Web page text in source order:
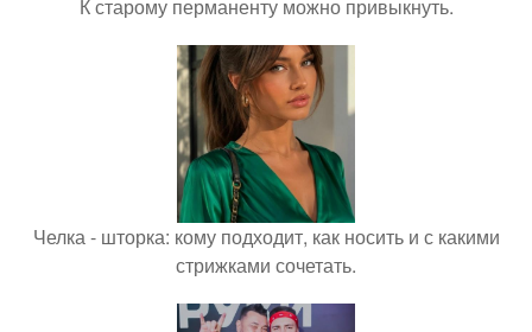
К старому перманенту можно привыкнуть.
Челка - шторка: кому подходит, как носить и с какими
стрижками сочетать.